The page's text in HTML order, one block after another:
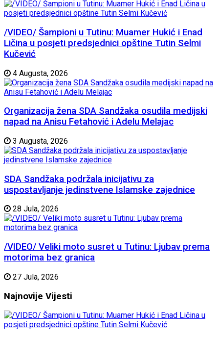
/VIDEO/ Šampioni u Tutinu: Muamer Hukić i Enad
Ličina u posjeti predsjednici opštine Tutin Selmi
Kučević
4 Augusta, 2026
Organizacija žena SDA Sandžaka osudila medijski
napad na Anisu Fetahović i Adelu Melajac
3 Augusta, 2026
SDA Sandžaka podržala inicijativu za
uspostavljanje jedinstvene Islamske zajednice
28 Jula, 2026
/VIDEO/ Veliki moto susret u Tutinu: Ljubav prema
motorima bez granica
27 Jula, 2026
Najnovije Vijesti